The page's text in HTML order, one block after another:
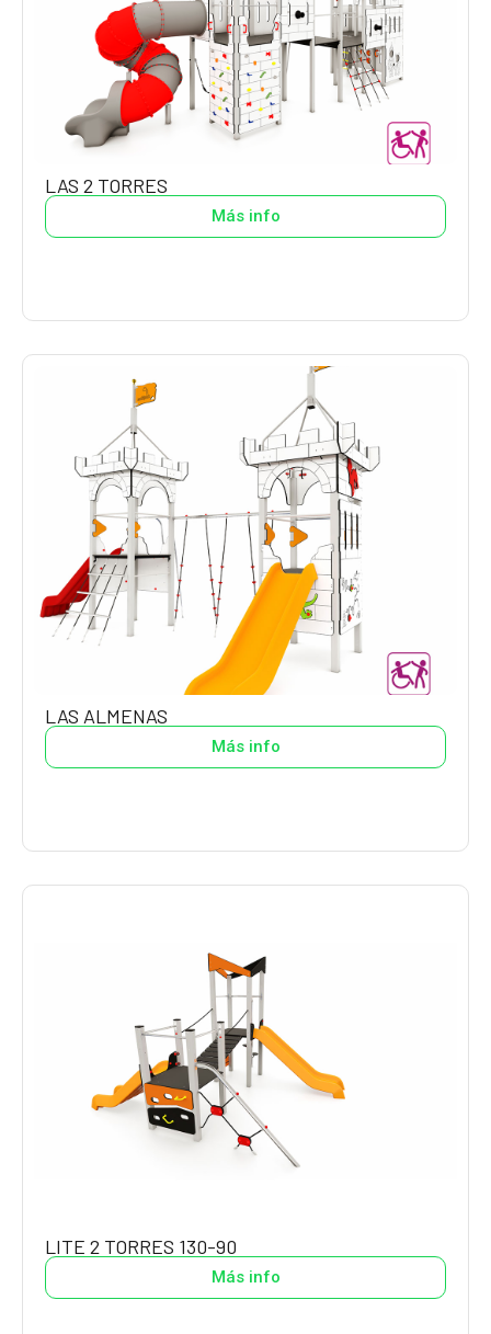
LAS 2 TORRES
Más info
LAS ALMENAS
Más info
LITE 2 TORRES 130-90
Más info